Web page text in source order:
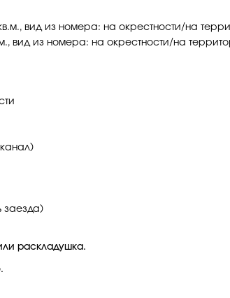
вид из номера: на окрестности/на
вид из номера: на окрестности/на
заезда)
раскладушка.